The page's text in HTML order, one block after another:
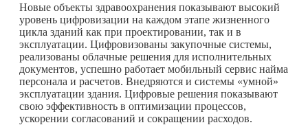
Новые объекты здравоохранения показывают высокий
уровень цифровизации на каждом этапе жизненного
цикла зданий как при проектировании, так и в
эксплуатации. Цифровизованы закупочные системы,
реализованы облачные решения для исполнительных
документов, успешно работает мобильный сервис найма
персонала и расчетов. Внедряются и системы «умной»
эксплуатации здания. Цифровые решения показывают
свою эффективность в оптимизации процессов,
ускорении согласований и сокращении расходов.